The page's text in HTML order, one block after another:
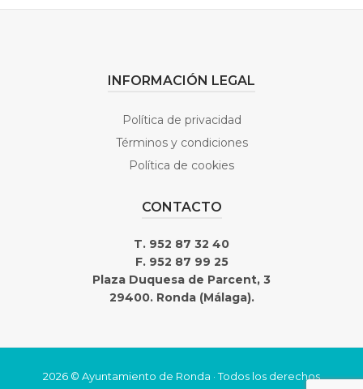
INFORMACIÓN LEGAL
Política de privacidad
Términos y condiciones
Política de cookies
CONTACTO
T. 952 87 32 40
F. 952 87 99 25
Plaza Duquesa de Parcent, 3
29400. Ronda (Málaga).
2026 © Ayuntamiento de Ronda · Todos los derechos